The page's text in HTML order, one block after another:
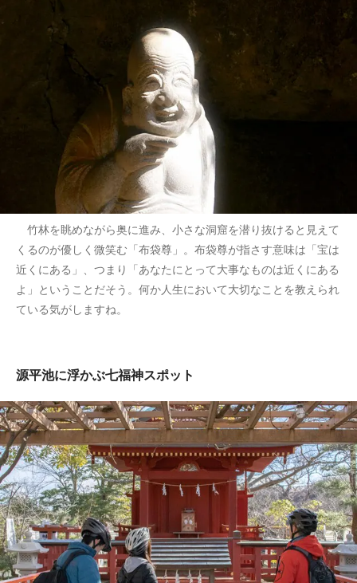
竹林を眺めながら奥に進み、小さな洞窟を潜り抜けると見えて
くるのが優しく微笑む「布袋尊」。布袋尊が指さす意味は「宝は
近くにある」、つまり「あなたにとって大事なものは近くにある
よ」ということだそう。何か人生において大切なことを教えられ
ている気がしますね。
源平池に浮かぶ七福神スポット